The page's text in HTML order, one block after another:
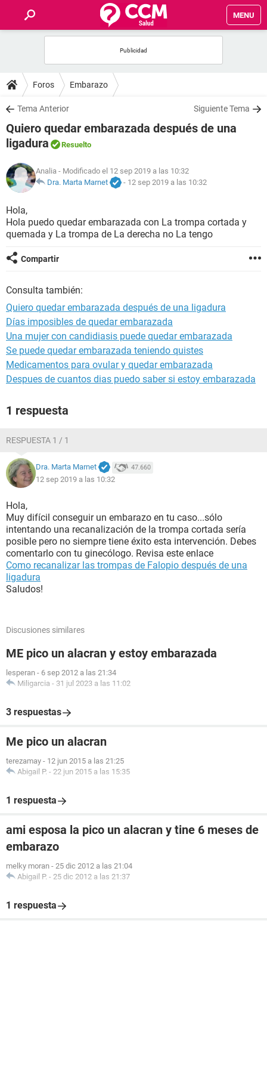
MENU
FOROS
SALUD
FAMILIA
NUTRICIÓN
SEXUALIDAD
GLOSARIO
Foros Embarazo
Tema Anterior Siguiente Tema
Quiero quedar embarazada después de una
ligadura
Resuelto
Analia - Modificado el 12 sep 2019 a las 10:32
Dra. Marta Marnet
- 12 sep 2019 a las 10:32
Hola,
Hola puedo quedar embarazada con La trompa cortada y
quemada y La trompa de La derecha no La tengo
Compartir
Consulta también:
Quiero quedar embarazada después de una ligadura
Días imposibles de quedar embarazada
Una mujer con candidiasis puede quedar embarazada
Se puede quedar embarazada teniendo quistes
Medicamentos para ovular y quedar embarazada
Despues de cuantos dias puedo saber si estoy embarazada
1 respuesta
RESPUESTA 1 / 1
Dra. Marta Marnet 47.660
12 sep 2019 a las 10:32
Hola,
Muy difícil conseguir un embarazo en tu caso...sólo
intentando una recanalización de la trompa cortada sería
posible pero no siempre tiene éxito esta intervención. Debes
comentarlo con tu ginecólogo. Revisa este enlace
Como recanalizar las trompas de Falopio después de una
ligadura
Saludos!
Discusiones similares
ME pico un alacran y estoy embarazada
lesperan - 6 sep 2012 a las 21:34
Miligarcia - 31 jul 2023 a las 11:02
3 respuestas
Me pico un alacran
terezamay - 12 jun 2015 a las 21:25
Abigail P. - 22 jun 2015 a las 15:35
1 respuesta
ami esposa la pico un alacran y tine 6 meses de
embarazo
melky moran - 25 dic 2012 a las 21:04
Abigail P. - 25 dic 2012 a las 21:37
1 respuesta